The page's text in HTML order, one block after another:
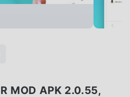
MOD APK 2.0.55,